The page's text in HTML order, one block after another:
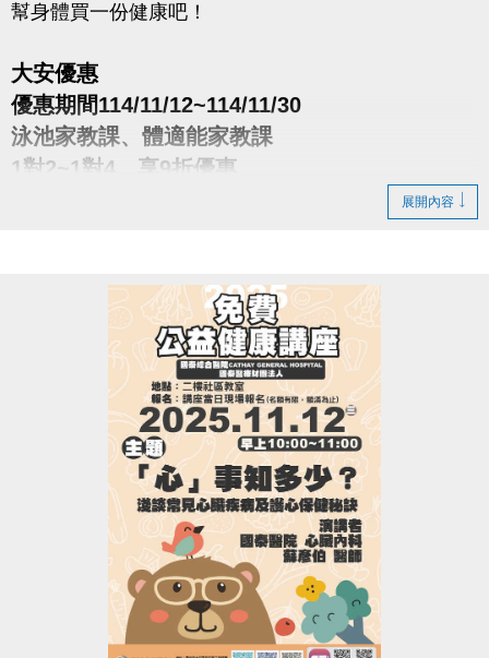
幫身體買一份健康吧！
大安優惠
優惠期間114/11/12~114/11/30
泳池家教課、體適能家教課
1對2~1對4，享9折優惠
適能場館管理規範。
※電話洽詢(02)2377-0300 泳池分機105、體適能分機
展開內容